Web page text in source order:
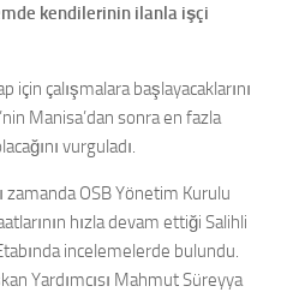
kendilerinin ilanla işçi
için çalışmalara başlayacaklarını
Manisa’dan sonra en fazla
vurguladı.
zamanda OSB Yönetim Kurulu
hızla devam ettiği Salihli
incelemelerde bulundu.
Yardımcısı Mahmut Süreyya